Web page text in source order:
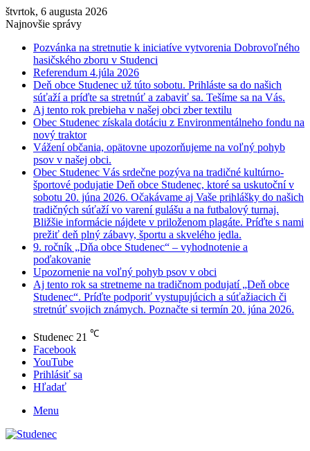
štvrtok, 6 augusta 2026
Najnovšie správy
Pozvánka na stretnutie k iniciatíve vytvorenia Dobrovoľného
hasičského zboru v Studenci
Referendum 4.júla 2026
Deň obce Studenec už túto sobotu. Prihláste sa do našich
súťaží a príďte sa stretnúť a zabaviť sa. Tešíme sa na Vás.
Aj tento rok prebieha v našej obci zber textilu
Obec Studenec získala dotáciu z Environmentálneho fondu na
nový traktor
Vážení občania, opätovne upozorňujeme na voľný pohyb
psov v našej obci.
Obec Studenec Vás srdečne pozýva na tradičné kultúrno-
športové podujatie Deň obce Studenec, ktoré sa uskutoční v
sobotu 20. júna 2026. Očakávame aj Vaše prihlášky do našich
tradičných súťaží vo varení gulášu a na futbalový turnaj.
Bližšie informácie nájdete v priloženom plagáte. Príďte s nami
prežiť deň plný zábavy, športu a skvelého jedla.
9. ročník „Dňa obce Studenec“ – vyhodnotenie a
poďakovanie
Upozornenie na voľný pohyb psov v obci
Aj tento rok sa stretneme na tradičnom podujatí „Deň obce
Studenec“. Príďte podporiť vystupujúcich a súťažiacich či
stretnúť svojich známych. Poznačte si termín 20. júna 2026.
Studenec 21 ℃
Facebook
YouTube
Prihlásiť sa
Hľadať
Menu